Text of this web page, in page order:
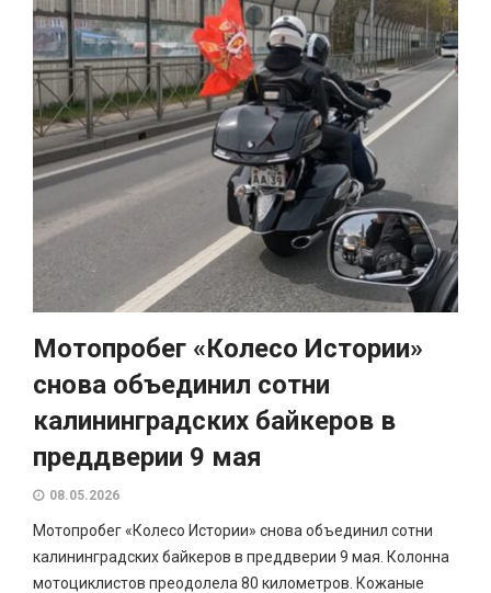
Мотопробег «Колесо Истории»
снова объединил сотни
калининградских байкеров в
преддверии 9 мая
08.05.2026
Мотопробег «Колесо Истории» снова объединил сотни
калининградских байкеров в преддверии 9 мая. Колонна
мотоциклистов преодолела 80 километров. Кожаные